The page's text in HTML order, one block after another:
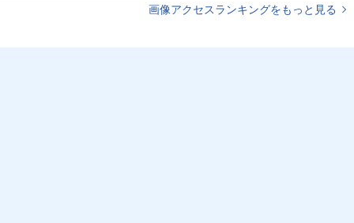
画像アクセスランキングをもっと見る